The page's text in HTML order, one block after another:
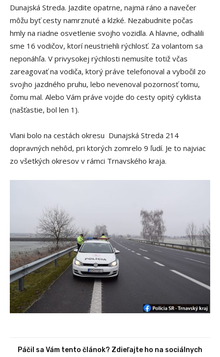
Dunajská Streda. Jazdite opatrne, najmä ráno a navečer
môžu byť cesty namrznuté a klzké. Nezabudnite počas
hmly na riadne osvetlenie svojho vozidla. A hlavne, odhalili
sme 16 vodičov, ktorí neustriehli rýchlosť. Za volantom sa
neponáhľa. V privysokej rýchlosti nemusíte totiž včas
zareagovať na vodiča, ktorý práve telefonoval a vybočil zo
svojho jazdného pruhu, lebo nevenoval pozornosť tomu,
čomu mal. Alebo Vám práve vojde do cesty opitý cyklista
(našťastie, bol len 1).
Vlani bolo na cestách okresu Dunajská Streda 214
dopravných nehôd, pri ktorých zomrelo 9 ľudí. Je to najviac
zo všetkých okresov v rámci Trnavského kraja.
Páčil sa Vám tento článok? Zdieľajte ho na sociálnych